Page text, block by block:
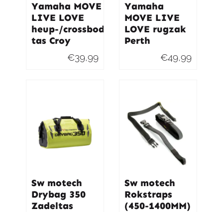
Yamaha MOVE
LIVE LOVE
heup-/crossbody
tas Croy
€39,99
Yamaha
MOVE LIVE
LOVE rugzak
Perth
€49,99
Sw motech
Drybag 350
Zadeltas
Sw motech
Rokstraps
(450-1400MM)